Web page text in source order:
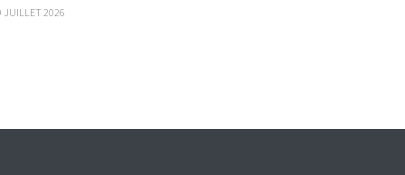
JUILLET 2026